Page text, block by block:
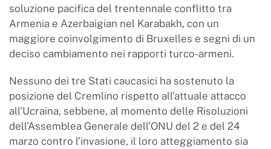
soluzione pacifica del trentennale conflitto tra
Armenia e Azerbaigian nel Karabakh, con un
maggiore coinvolgimento di Bruxelles e segni di un
deciso cambiamento nei rapporti turco-armeni.
Nessuno dei tre Stati caucasici ha sostenuto la
posizione del Cremlino rispetto all’attuale attacco
all’Ucraina, sebbene, al momento delle Risoluzioni
dell’Assemblea Generale dell’ONU del 2 e del 24
marzo contro l’invasione, il loro atteggiamento sia